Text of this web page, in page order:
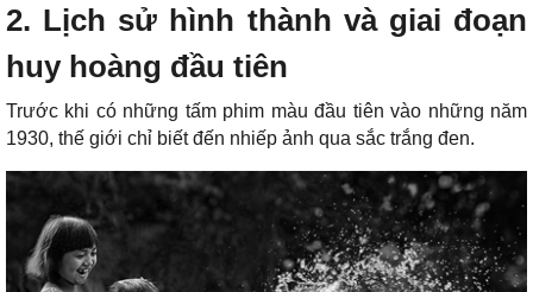
2. Lịch sử hình thành và giai đoạn
huy hoàng đầu tiên
Trước khi có những tấm phim màu đầu tiên vào những năm
1930, thế giới chỉ biết đến nhiếp ảnh qua sắc trắng đen.